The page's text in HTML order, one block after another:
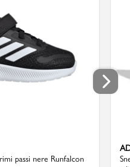
passi nere Runfalcon